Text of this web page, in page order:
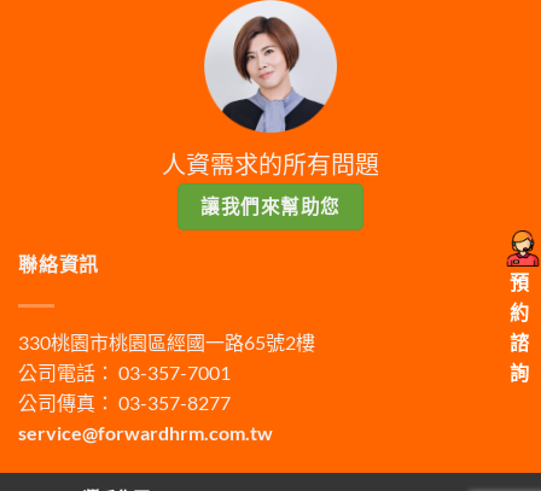
人資需求的所有問題
讓我們來幫助您
聯絡資訊
330桃園市桃園區經國一路65號2樓
公司電話： 03-357-7001
公司傳真： 03-357-8277
service@forwardhrm.com.tw
預
約
諮
詢